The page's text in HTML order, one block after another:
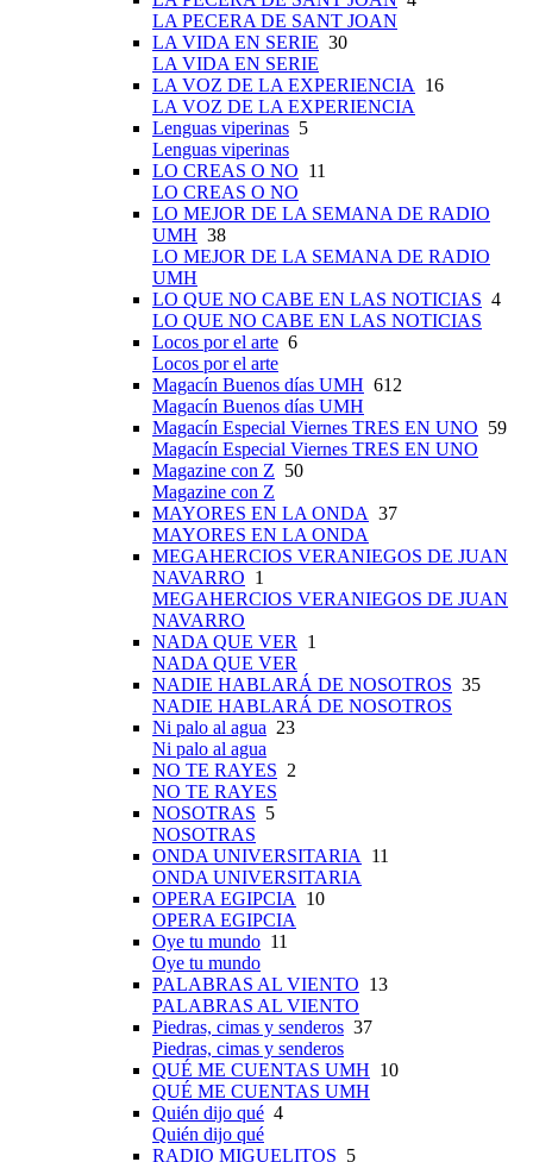
LA PECERA DE SANT JOAN
LA VIDA EN SERIE 30
LA VIDA EN SERIE
LA VOZ DE LA EXPERIENCIA
16
LA VOZ DE LA EXPERIENCIA
Lenguas viperinas 5
Lenguas viperinas
LO CREAS O NO 11
LO CREAS O NO
LO MEJOR DE LA SEMANA DE RADIO
UMH 38
LO MEJOR DE LA SEMANA DE RADIO
UMH
LO QUE NO CABE EN LAS NOTICIAS 4
LO QUE NO CABE EN LAS NOTICIAS
Locos por el arte 6
Locos por el arte
Magacín Buenos días UMH 612
Magacín Buenos días UMH
Magacín Especial Viernes TRES EN UNO 59
Magacín Especial Viernes TRES EN UNO
Magazine con Z 50
Magazine con Z
MAYORES EN LA ONDA 37
MAYORES EN LA ONDA
MEGAHERCIOS VERANIEGOS DE JUAN
NAVARRO 1
MEGAHERCIOS VERANIEGOS DE JUAN
NAVARRO
NADA QUE VER
1
NADA QUE VER
NADIE HABLARÁ DE NOSOTROS 35
NADIE HABLARÁ DE NOSOTROS
Ni palo al agua 23
Ni palo al agua
NO TE RAYES 2
NO TE RAYES
NOSOTRAS 5
NOSOTRAS
ONDA UNIVERSITARIA
11
ONDA UNIVERSITARIA
OPERA EGIPCIA
10
OPERA EGIPCIA
Oye tu mundo 11
Oye tu mundo
PALABRAS AL VIENTO 13
PALABRAS AL VIENTO
Piedras, cimas y senderos 37
Piedras, cimas y senderos
QUÉ ME CUENTAS UMH 10
QUÉ ME CUENTAS UMH
Quién dijo qué 4
Quién dijo qué
RADIO MIGUELITOS 5